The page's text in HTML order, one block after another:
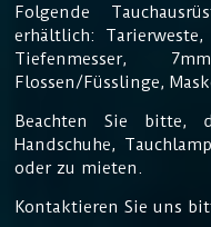
Folgende
erhältlich:
Tiefenmesser,
Flossen/Füsslinge,
Beachten Sie
Handschuhe,
oder zu mieten.
Kontaktieren Sie uns